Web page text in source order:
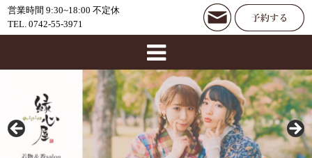
営業時間 9:30~18:00 不定休
TEL. 0742-55-3971